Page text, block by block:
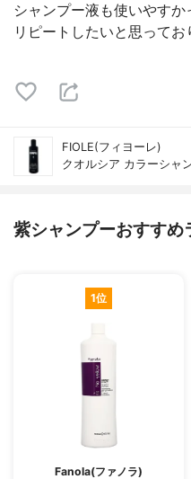
シャンプー液も使いやすか
リピートしたいと思って
FIOLE(フィヨーレ)
クオルシア カラーシャ
紫シャンプーおすすめ
1位
Fanola(ファノラ)